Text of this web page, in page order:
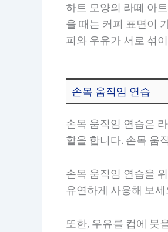
하트 모양의 라떼 아
을 때는 커피 표면이
피와 우유가 서로 섞
손목 움직임 연습
손목 움직임 연습은
할을 합니다. 손목 움
손목 움직임 연습을
유연하게 사용해 보
또한, 우유를 컵에 붓